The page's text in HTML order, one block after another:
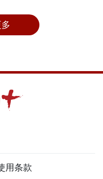
用条款